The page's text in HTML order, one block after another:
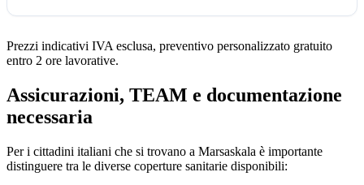
Prezzi indicativi IVA esclusa, preventivo personalizzato gratuito
entro 2 ore lavorative.
Assicurazioni, TEAM e documentazione
necessaria
Per i cittadini italiani che si trovano a Marsaskala è importante
distinguere tra le diverse coperture sanitarie disponibili: